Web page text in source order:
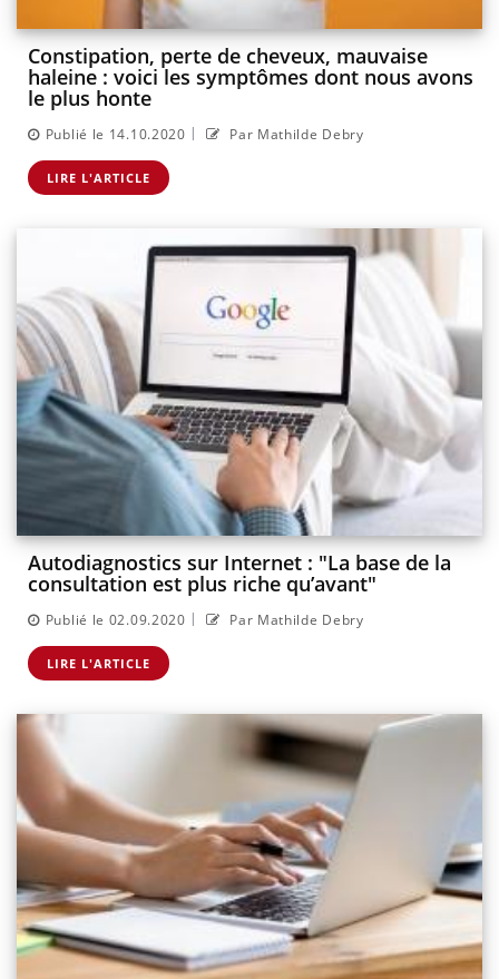
Constipation, perte de cheveux, mauvaise
haleine : voici les symptômes dont nous avons
le plus honte
Publié le 14.10.2020 | Par Mathilde Debry
LIRE L'ARTICLE
Autodiagnostics sur Internet : "La base de la
consultation est plus riche qu’avant"
Publié le 02.09.2020 | Par Mathilde Debry
LIRE L'ARTICLE